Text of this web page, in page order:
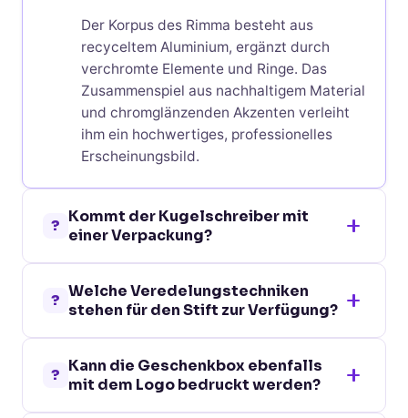
Der Korpus des Rimma besteht aus
recyceltem Aluminium, ergänzt durch
verchromte Elemente und Ringe. Das
Zusammenspiel aus nachhaltigem Material
und chromglänzenden Akzenten verleiht
ihm ein hochwertiges, professionelles
Erscheinungsbild.
? Kommt der Kugelschreiber mit
einer Verpackung?
schwarzen Geschenkbox geliefert. Die
Box kann zusätzlich mit einer
maßgefertigten Papierbanderole oder
Kraft-Papierbanderole veredelt werden –
damit ist auch die Verpackung ein
? Welche Veredelungstechniken
stehen für den Stift zur Verfügung?
Einzelnamen und Tampondruck
angewendet werden. Gravur ist
besonders für Aluminium geeignet und
? Kann die Geschenkbox ebenfalls
mit dem Logo bedruckt werden?